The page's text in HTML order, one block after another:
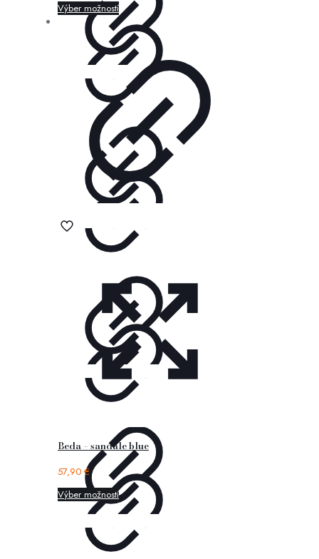
Výber možností
Beda – sandále blue
57,90 €
Výber možností